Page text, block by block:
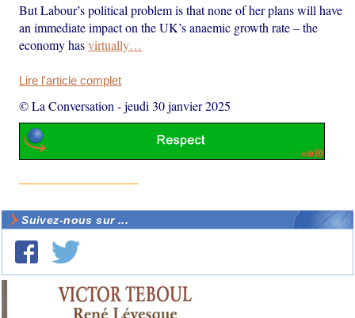
But Labour’s political problem is that none of her plans will have
an immediate impact on the UK’s anaemic growth rate – the
economy hasvirtually…
Lire l'article complet
© La Conversation -jeudi 30 janvier 2025
Suivez-nous sur ...